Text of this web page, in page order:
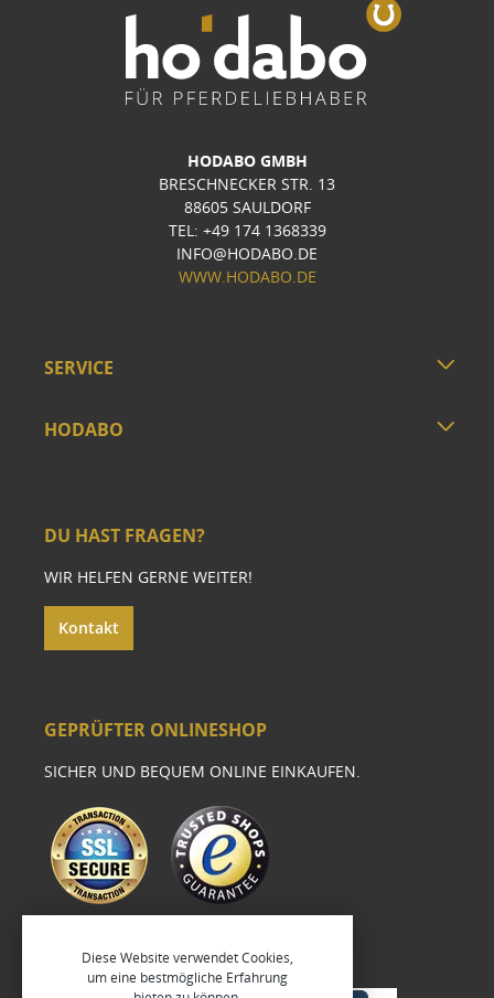
HODABO GMBH
BRESCHNECKER STR. 13
88605 SAULDORF
TEL: +49 174 1368339
INFO@HODABO.DE
WWW.HODABO.DE
SERVICE
HODABO
DU HAST FRAGEN?
WIR HELFEN GERNE WEITER!
Kontakt
GEPRÜFTER ONLINESHOP
SICHER UND BEQUEM ONLINE EINKAUFEN.
Diese Website verwendet Cookies,
um eine bestmögliche Erfahrung